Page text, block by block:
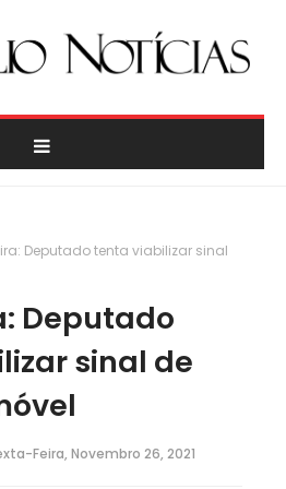
Deputado tenta viabilizar sinal
Deputado
sinal de
Feira, Novembro 26, 2021